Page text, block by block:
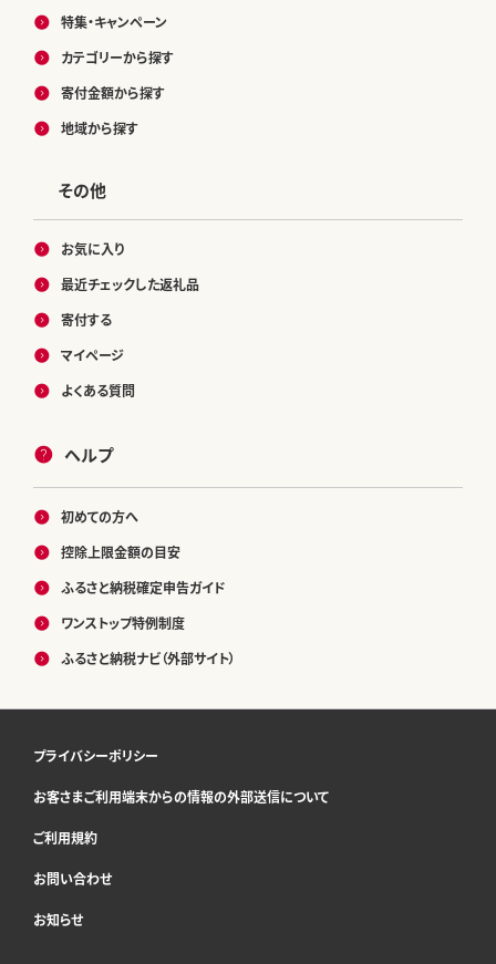
特集・キャンペーン
カテゴリーから探す
寄付金額から探す
地域から探す
その他
お気に入り
最近チェックした返礼品
寄付する
マイページ
よくある質問
ヘルプ
初めての方へ
控除上限金額の目安
ふるさと納税確定申告ガイド
ワンストップ特例制度
ふるさと納税ナビ（外部サイト）
プライバシーポリシー
お客さまご利用端末からの情報の外部送信について
ご利用規約
お問い合わせ
お知らせ